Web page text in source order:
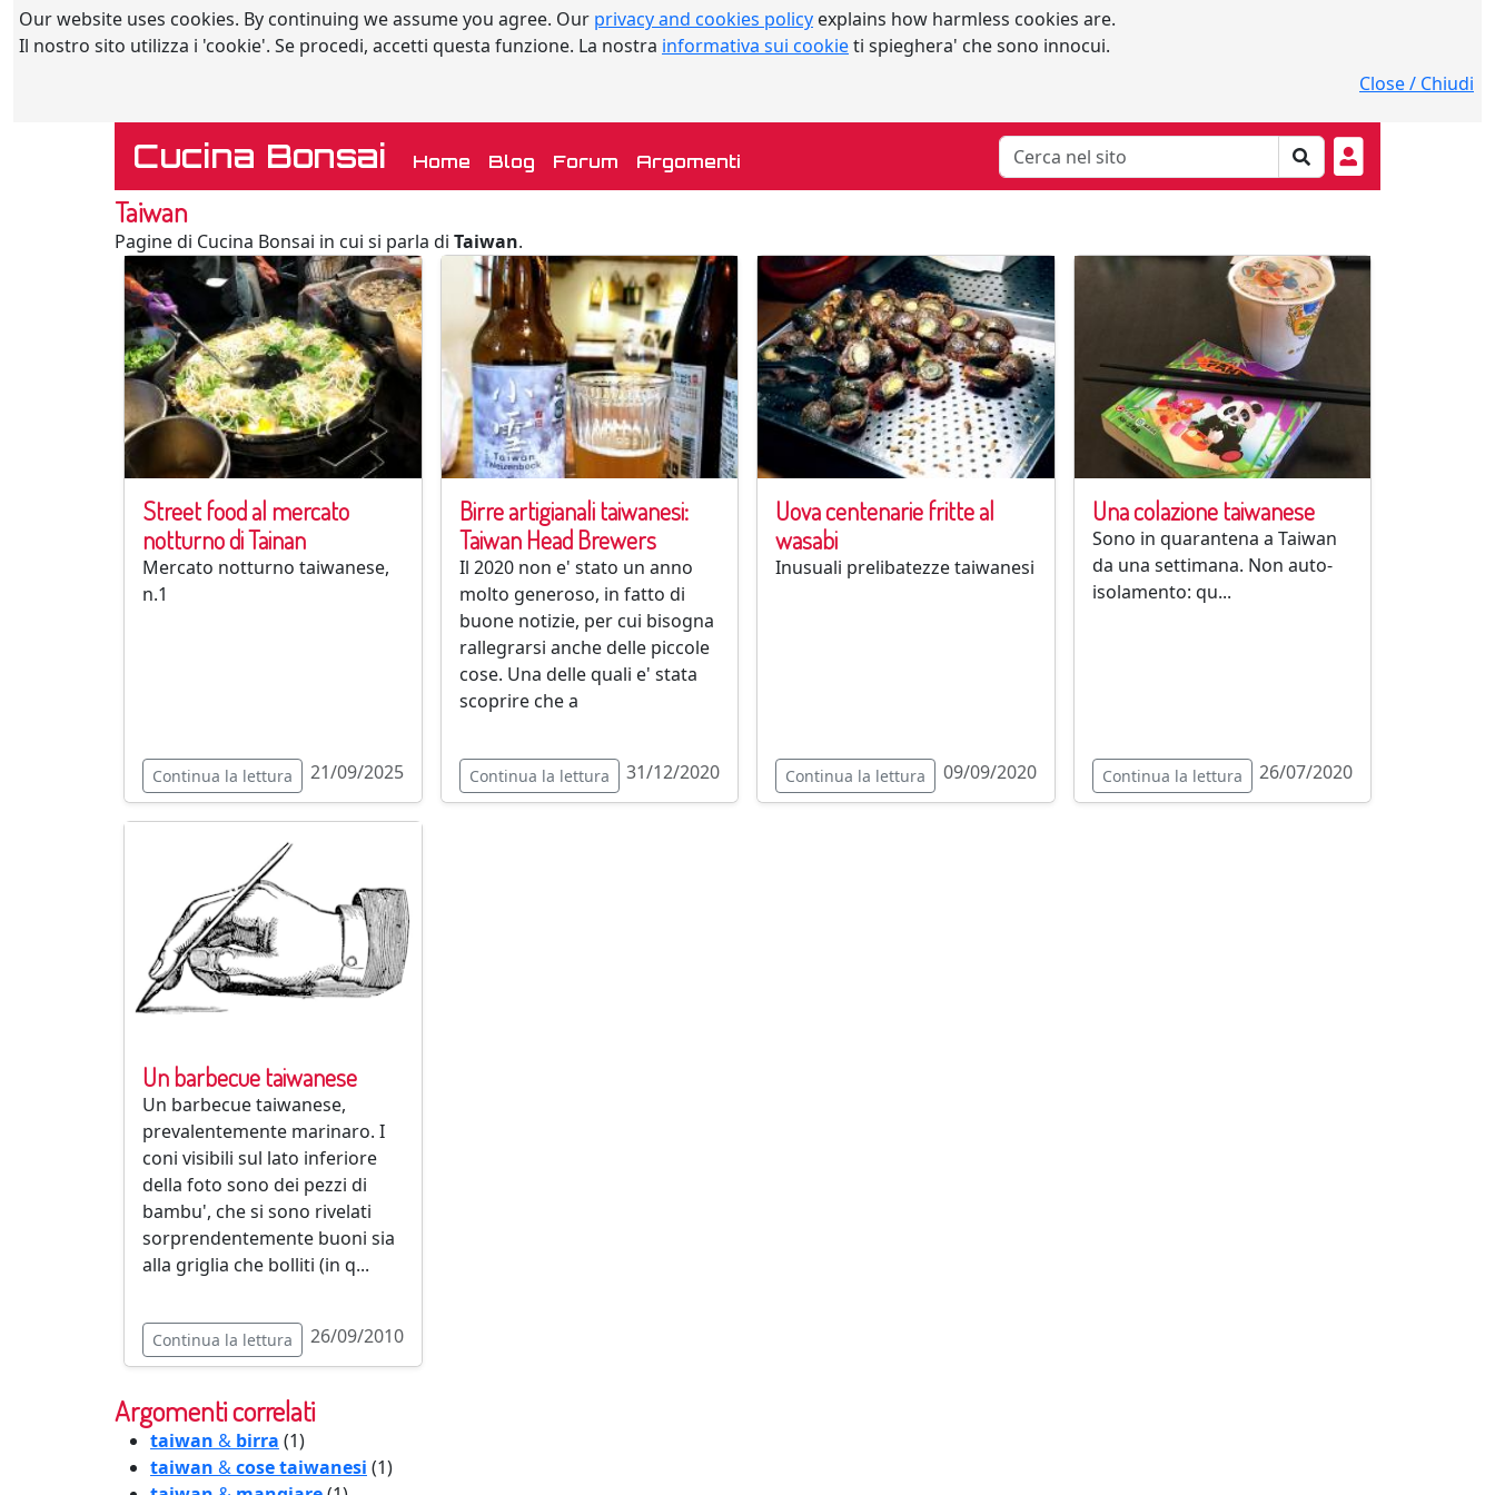
Our website uses cookies. By continuing we assume you agree. Our privacy and cookies policy explains how harmless cookies are.
Il nostro sito utilizza i 'cookie'. Se procedi, accetti questa funzione. La nostra informativa sui cookieti spieghera' che sono innocui.
Close / Chiudi
Cucina Bonsai Home (current)
Blog Forum Argomenti
Taiwan
Pagine di Cucina Bonsai in cui si parla di Taiwan.
Street food al mercato
notturno di Tainan
Mercato notturno taiwanese,
n.1
Continua la lettura 21/09/2025
Birre artigianali taiwanesi:
Taiwan Head Brewers
Il 2020 non e' stato un anno
molto generoso, in fatto di
buone notizie, per cui bisogna
rallegrarsi anche delle piccole
cose. Una delle quali e' stata
scoprire che a
Continua la lettura 31/12/2020
Uova centenarie fritte al
wasabi
Inusuali prelibatezze taiwanesi
Continua la lettura 09/09/2020
Una colazione taiwanese
Sono in quarantena a Taiwan
da una settimana. Non auto-
isolamento: qu...
Continua la lettura 26/07/2020
Un barbecue taiwanese
Un barbecue taiwanese,
prevalentemente marinaro. I
coni visibili sul lato inferiore
della foto sono dei pezzi di
bambu', che si sono rivelati
sorprendentemente buoni sia
alla griglia che bolliti (in q...
Continua la lettura 26/09/2010
Argomenti correlati
taiwan & birra (1)
taiwan &cose taiwanesi (1)